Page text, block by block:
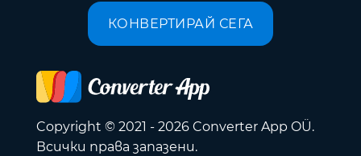
КОНВЕРТИРАЙ СЕГА
Copyright © 2021 - 2026 Converter App OÜ.
Всички права запазени.